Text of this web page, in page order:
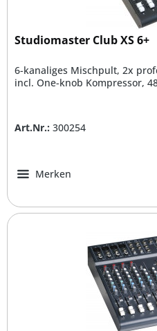
Studiomaster Club XS 6+
6-kanaliges Mischpult, 2x
incl. One-knob Kompressor,
Art.Nr.: 300254
Merken